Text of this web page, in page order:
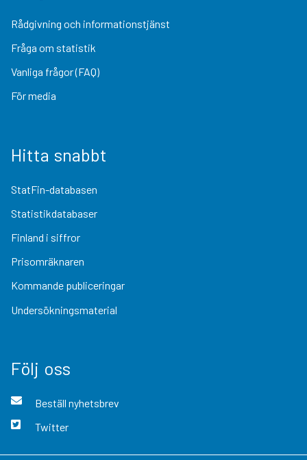
Rådgivning och informationstjänst
Fråga om statistik
Vanliga frågor (FAQ)
För media
Hitta snabbt
StatFin-databasen
Statistikdatabaser
Finland i siffror
Prisomräknaren
Kommande publiceringar
Undersökningsmaterial
Följ oss
Beställ nyhetsbrev
Twitter